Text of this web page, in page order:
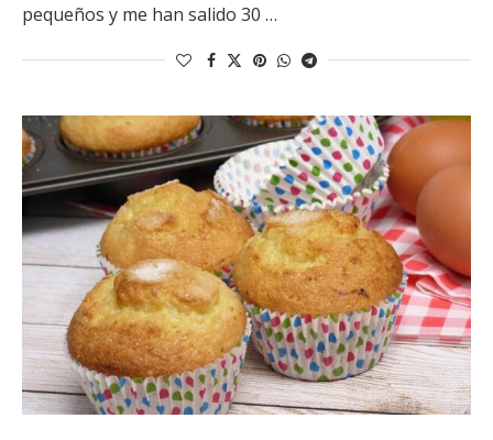
pequeños y me han salido 30 …